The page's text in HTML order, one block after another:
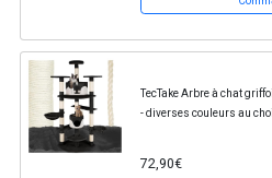
TecTake Arbre à chat
- diverses couleurs au
72,90€